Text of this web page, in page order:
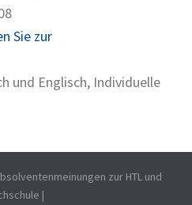
Sie zur
und Englisch, Individuelle
zur HTL und
|